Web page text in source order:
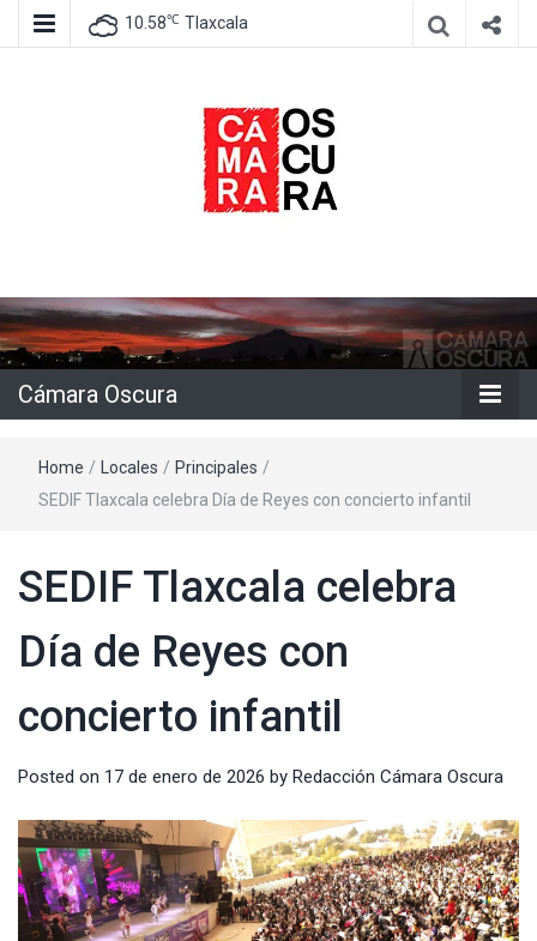
10.58℃ Tlaxcala
Cámara
Oscura
Cámara Oscura
Home / Locales / Principales /
SEDIF Tlaxcala celebra Día de Reyes con concierto infantil
SEDIF Tlaxcala celebra
Día de Reyes con
concierto infantil
Posted on 17 de enero de 2026 by Redacción Cámara Oscura